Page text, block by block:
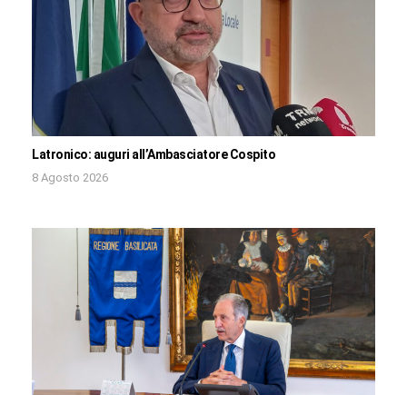
Latronico: auguri all’Ambasciatore Cospito
8 Agosto 2026